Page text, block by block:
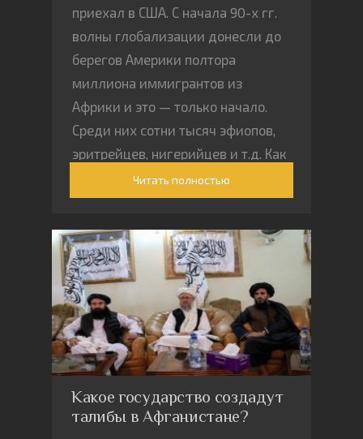
приехал в США. С начала 90-х гг.
волны глобализации донесли до
берегов Америки полтора
миллиона иммигрантов из
Африки и это — только начало.
Среди них сотни тысяч эфиопов,
эритрейцев, нигерийцев и т.д. Как
же устроилась их жизнь в США и
как они взаимодействуют с
Читать полностью
Какое государство создадут
талибы в Афганистане?